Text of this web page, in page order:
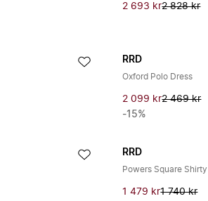
2 693 kr2 828 kr
RRD
Oxford Polo Dress
2 099 kr2 469 kr
-15%
RRD
Powers Square Shirty
1 479 kr1 740 kr